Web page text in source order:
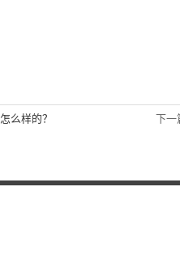
么样的？ 下一